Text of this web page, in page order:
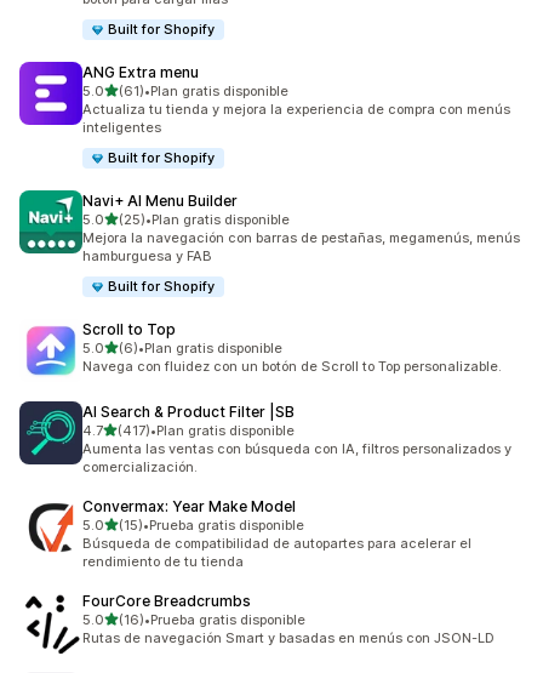
Built for Shopify
ANG Extra menu
5.0de 5 estrellas
(61)
61 reseñas en total
•Plan gratis disponible
Actualiza tu tienda y mejora la experiencia de compra con menús
inteligentes
Built for Shopify
Navi+ AI Menu Builder
5.0de 5 estrellas
(25)
25 reseñas en total
•Plan gratis disponible
Mejora la navegación con barras de pestañas, megamenús, menús
hamburguesa y FAB
Built for Shopify
Scroll to Top
5.0de 5 estrellas
(6)
6 reseñas en total
•Plan gratis disponible
Navega con fluidez con un botón de Scroll to Top personalizable.
AI Search & Product Filter |SB
4.7de 5 estrellas
(417)
417 reseñas en total
•Plan gratis disponible
Aumenta las ventas con búsqueda con IA, filtros personalizados y
comercialización.
Convermax: Year Make Model
5.0de 5 estrellas
(15)
15 reseñas en total
•Prueba gratis disponible
Búsqueda de compatibilidad de autopartes para acelerar el
rendimiento de tu tienda
FourCore Breadcrumbs
5.0de 5 estrellas
(16)
16 reseñas en total
•Prueba gratis disponible
Rutas de navegación Smart y basadas en menús con JSON-LD